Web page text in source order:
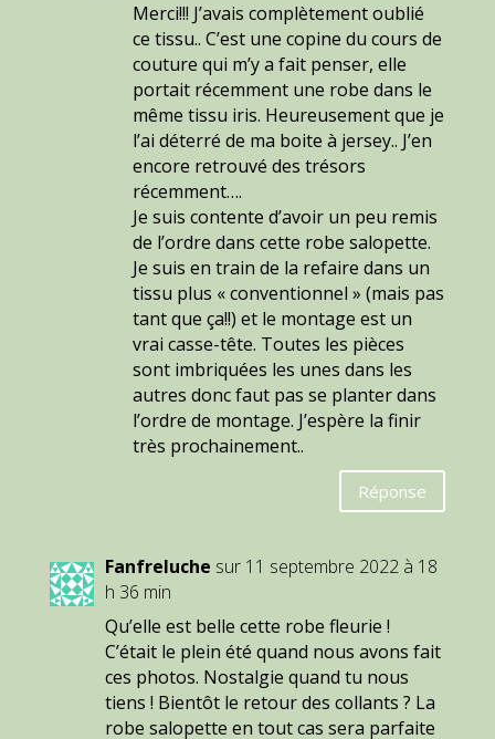
Merci!!! J’avais complètement oublié
ce tissu.. C’est une copine du cours de
couture qui m’y a fait penser, elle
portait récemment une robe dans le
même tissu iris. Heureusement que je
l’ai déterré de ma boite à jersey.. J’en
encore retrouvé des trésors
récemment….
Je suis contente d’avoir un peu remis
de l’ordre dans cette robe salopette.
Je suis en train de la refaire dans un
tissu plus « conventionnel » (mais pas
tant que ça!!) et le montage est un
vrai casse-tête. Toutes les pièces
sont imbriquées les unes dans les
autres donc faut pas se planter dans
l’ordre de montage. J’espère la finir
très prochainement..
Réponse
Fanfreluche sur 11 septembre 2022 à 18
h 36 min
Qu’elle est belle cette robe fleurie !
C’était le plein été quand nous avons fait
ces photos. Nostalgie quand tu nous
tiens ! Bientôt le retour des collants ? La
robe salopette en tout cas sera parfaite